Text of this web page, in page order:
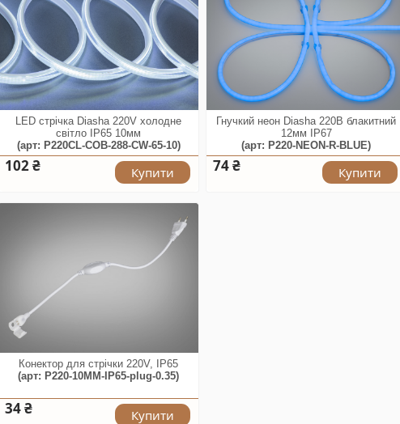
LED стрічка Diasha 220V холодне
світло IP65 10мм
(арт: P220CL-COB-288-CW-65-10)
102 ₴ Купити
Гнучкий неон Diasha 220В блакитний
12мм IP67
(арт: P220-NEON-R-BLUE)
74 ₴ Купити
Конектор для стрічки 220V, IP65
(арт: P220-10MM-IP65-plug-0.35)
34 ₴ Купити